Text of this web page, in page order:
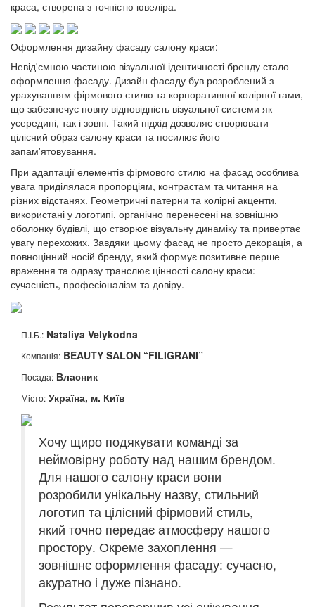
краса, створена з точністю ювеліра.
Оформлення дизайну фасаду салону краси:
Невід'ємною частиною візуальної ідентичності бренду стало
оформлення фасаду. Дизайн фасаду був розроблений з
урахуванням фірмового стилю та корпоративної колірної гами,
що забезпечує повну відповідність візуальної системи як
усередині, так і зовні. Такий підхід дозволяє створювати
цілісний образ салону краси та посилює його
запам'ятовування.
При адаптації елементів фірмового стилю на фасад особлива
увага приділялася пропорціям, контрастам та читання на
різних відстанях. Геометричні патерни та колірні акценти,
використані у логотипі, органічно перенесені на зовнішню
оболонку будівлі, що створює візуальну динаміку та привертає
увагу перехожих. Завдяки цьому фасад не просто декорація, а
повноцінний носій бренду, який формує позитивне перше
враження та одразу транслює цінності салону краси:
сучасність, професіоналізм та довіру.
П.І.Б.: Nataliya Velykodna
Компанія: BEAUTY SALON “FILIGRANI”
Посада: Власник
Місто: Україна, м. Київ
Хочу щиро подякувати команді за
неймовірну роботу над нашим брендом.
Для нашого салону краси вони
розробили унікальну назву, стильний
логотип та цілісний фірмовий стиль,
який точно передає атмосферу нашого
простору. Окреме захоплення —
зовнішнє оформлення фасаду: сучасно,
акуратно і дуже пізнано.